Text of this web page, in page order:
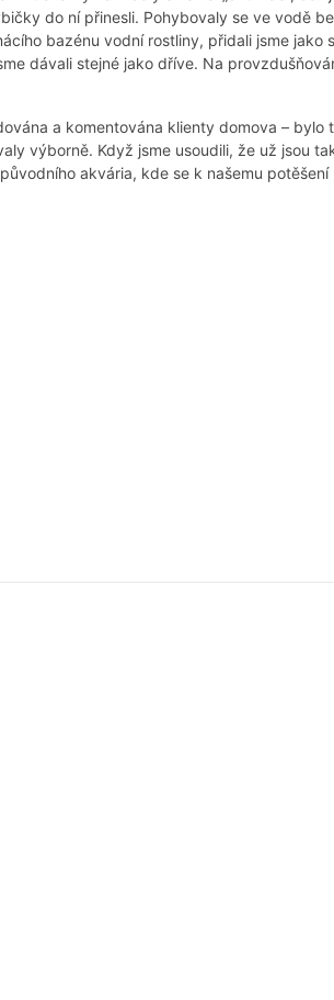
do ní přinesli. Pohybovaly se ve vodě
bazénu vodní rostliny, přidali jsme jako
dávali stejné jako dříve. Na
a komentována klienty domova –
výborně. Když jsme usoudili, že už jsou
akvária, kde se k našemu potěšení